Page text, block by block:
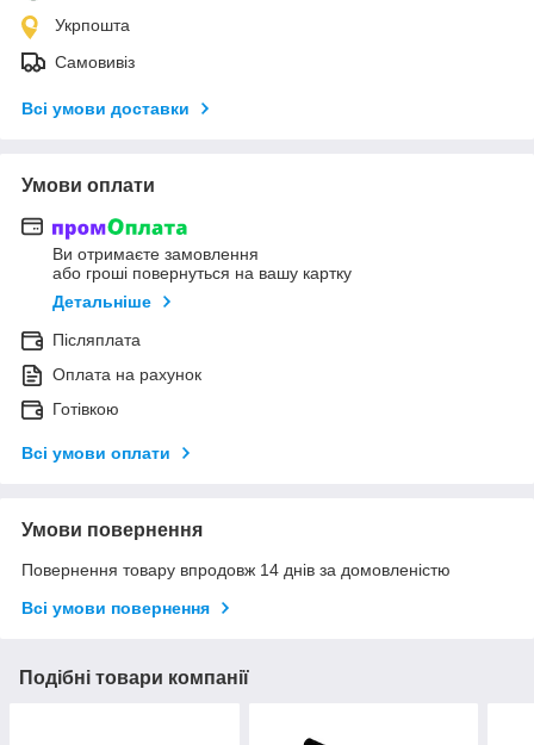
Укрпошта
Самовивіз
Всі умови доставки
Умови оплати
Ви отримаєте замовлення
або гроші повернуться на вашу картку
Детальніше
Післяплата
Оплата на рахунок
Готівкою
Всі умови оплати
Умови повернення
Повернення товару впродовж 14 днів за домовленістю
Всі умови повернення
Подібні товари компанії